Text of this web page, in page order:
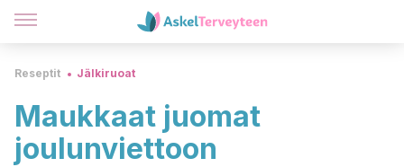
Reseptit Jälkiruoat
Maukkaat juomat
joulunviettoon